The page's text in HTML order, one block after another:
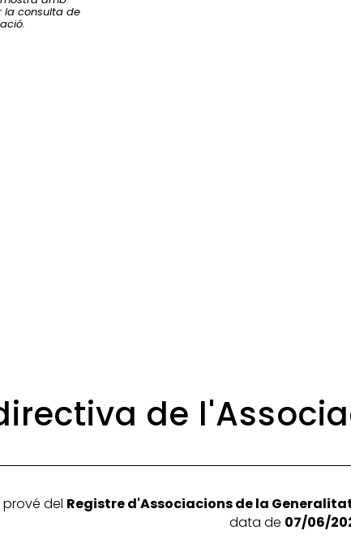
la consulta de
de
del Registre d'Associacions de la
data de 07/06/